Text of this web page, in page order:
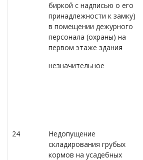
биркой с надписью о его
принадлежности к замку)
в помещении дежурного
персонала (охраны) на
первом этаже здания
незначительное
24
Недопущение
складирования грубых
кормов на усадебных